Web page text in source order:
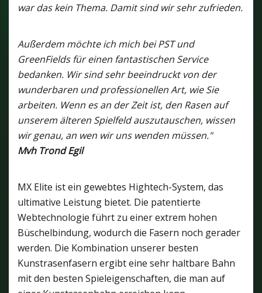
war das kein Thema. Damit sind wir sehr zufrieden.
Außerdem möchte ich mich bei PST und
GreenFields für einen fantastischen Service
bedanken. Wir sind sehr beeindruckt von der
wunderbaren und professionellen Art, wie Sie
arbeiten. Wenn es an der Zeit ist, den Rasen auf
unserem älteren Spielfeld auszutauschen, wissen
wir genau, an wen wir uns wenden müssen."
Mvh Trond Egil
MX Elite ist ein gewebtes Hightech-System, das
ultimative Leistung bietet. Die patentierte
Webtechnologie führt zu einer extrem hohen
Büschelbindung, wodurch die Fasern noch gerader
werden. Die Kombination unserer besten
Kunstrasenfasern ergibt eine sehr haltbare Bahn
mit den besten Spieleigenschaften, die man auf